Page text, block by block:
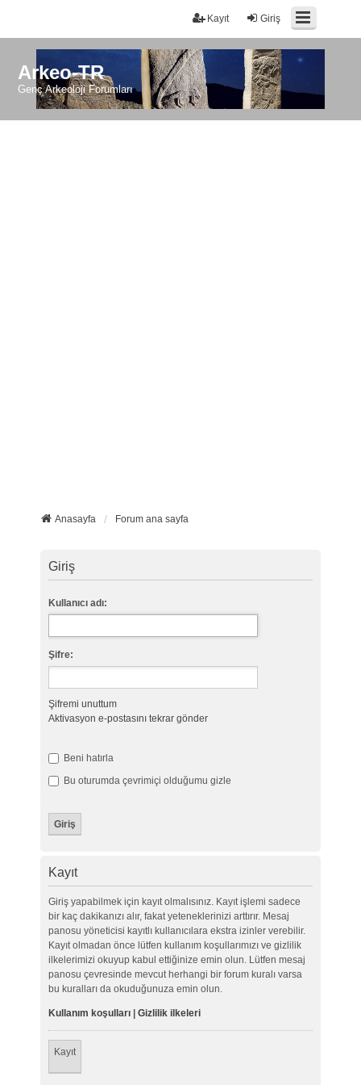
Giriş
Kayıt
Arkeo-TR
Genç Arkeoloji Forumları
Anasayfa Forum ana sayfa
Giriş
Kullanıcı adı:
Şifre:
Şifremi unuttum
Aktivasyon e-postasını tekrar gönder
Beni hatırla
Bu oturumda çevrimiçi olduğumu gizle
Kayıt
Giriş yapabilmek için kayıt olmalısınız. Kayıt işlemi sadece
bir kaç dakikanızı alır, fakat yeteneklerinizi arttırır. Mesaj
panosu yöneticisi kayıtlı kullanıcılara ekstra izinler verebilir.
Kayıt olmadan önce lütfen kullanım koşullarımızı ve gizlilik
ilkelerimizi okuyup kabul ettiğinize emin olun. Lütfen mesaj
panosu çevresinde mevcut herhangi bir forum kuralı varsa
bu kuralları da okuduğunuza emin olun.
Kullanım koşulları| Gizlilik ilkeleri
Kayıt